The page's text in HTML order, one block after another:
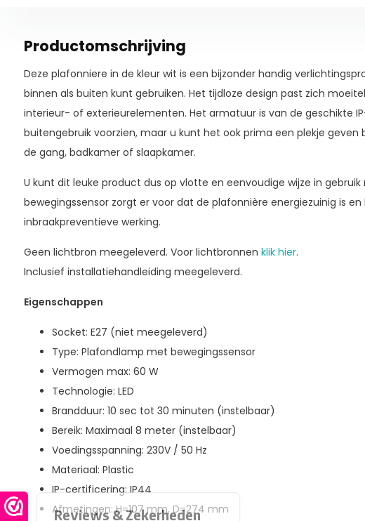
Productomschrijving
Deze plafonniere in de kleur wit is een bijzonder handig
binnen als buiten kunt gebruiken. Het tijdloze design past zich
interieur- of exterieurelementen. Het armatuur is van de geschikte
buitengebruik voorzien, maar u kunt het ook prima een plekje geven
de gang, badkamer of slaapkamer.
U kunt dit leuke product dus op vlotte en eenvoudige wijze in gebruik
bewegingssensor zorgt er voor dat de plafonnière energiezuinig is
inbraakpreventieve werking.
Geen lichtbron meegeleverd. Voor lichtbronnen klik hier.
Inclusief installatiehandleiding meegeleverd.
Eigenschappen
Socket: E27 (niet meegeleverd)
Type: Plafondlamp met bewegingssensor
Vermogen max: 60 W
Technologie: LED
Brandduur: 10 sec tot 30 minuten (instelbaar)
Bereik: Maximaal 8 meter (instelbaar)
Voedingsspanning: 230V / 50 Hz
Materiaal: Plastic
IP-certificering: IP44
Afmetingen: H=107 mm, D=274 mm